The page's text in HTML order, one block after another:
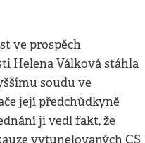
ve prospěch
Helena Válková stáhla
soudu ve
její předchůdkyně
ji vedl fakt, že
vytunelovaných CS